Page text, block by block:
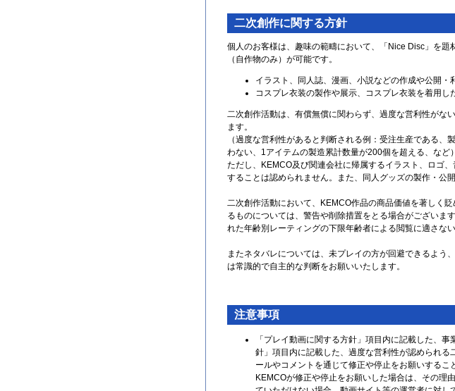
二次創作に関する方針
個人のお客様は、趣味の範疇において、「Nice Disc」を
（自作物のみ）が可能です。
イラスト、同人誌、漫画、小説などの作成や公開・
コスプレ衣装の製作や展示、コスプレ衣装を着用し
二次創作活動は、有償無償に関わらず、過度な営利性がな
ます。
（過度な営利性があると判断される例：受注生産である
わない、1アイテムの製造累計数量が200個を超える、など）
ただし、KEMCO及び関連会社に帰属するイラスト、ロゴ
することは認められません。また、同人グッズの製作・公
二次創作活動において、KEMCO作品の商品価値を著しく
るものについては、警告や削除措置をとる場合がございま
れた年齢別レーティングの下限年齢者による閲覧に適さな
またネタバレについては、未プレイの方が回避できるよう
は常識的で自主的な判断をお願いいたします。
注意事項
「プレイ動画に関する方針」項目内に記載した、
針」項目内に記載した、過度な営利性が認められ
ールやコメントを通じて修正や停止をお願いするこ
KEMCOが修正や停止をお願いした場合は、その理